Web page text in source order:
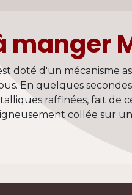
manger
doté d'un mécanisme
En quelques
raffinées, fait de
collée sur